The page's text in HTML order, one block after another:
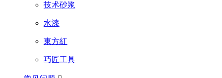
技术砂浆
水漆
東方紅
巧匠工具